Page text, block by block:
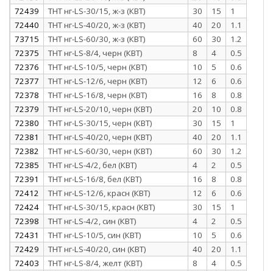
72439
ТНТ нг-LS-30/15, ж-з (КВТ) 30 15
1
72440
ТНТ нг-LS-40/20, ж-з (КВТ) 40 20
1.1
73715
ТНТ нг-LS-60/30, ж-з (КВТ) 60 30
1.2
72375
ТНТ нг-LS-8/4, черн (КВТ) 8 4
0.5
72376
ТНТ нг-LS-10/5, черн (КВТ) 10 5
0.6
72377
ТНТ нг-LS-12/6, черн (КВТ) 12 6
0.6
72378
ТНТ нг-LS-16/8, черн (КВТ) 16 8
0.8
72379
ТНТ нг-LS-20/10, черн (КВТ) 20 10
0.8
72380
ТНТ нг-LS-30/15, черн (КВТ) 30 15
1
72381
ТНТ нг-LS-40/20, черн (КВТ) 40 20
1.1
72382
ТНТ нг-LS-60/30, черн (КВТ) 60 30
1.2
72385
ТНТ нг-LS-4/2, бел (КВТ) 4 2
0.5
72391
ТНТ нг-LS-16/8, бел (КВТ) 16 8
0.8
72412
ТНТ нг-LS-12/6, красн (КВТ) 12 6
0.6
72424
ТНТ нг-LS-30/15, красн (КВТ) 30 15
1
72398
ТНТ нг-LS-4/2, син (КВТ) 4 2
0.5
72431
ТНТ нг-LS-10/5, син (КВТ) 10 5
0.6
72429
ТНТ нг-LS-40/20, син (КВТ) 40 20
1.1
72403
ТНТ нг-LS-8/4, желт (КВТ) 8 4
0.5